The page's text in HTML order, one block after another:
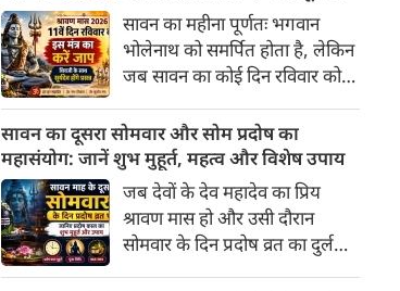
नकारात्मकता और आर्थिक तंगी को
दूर कर सुख-समृद्धि ला सकता है। इस
बार दूसरा सोमवार 10 अगस्त 2026
को रहेगा।
सावन का महीना पूर्णतः भगवान
भोलेनाथ को समर्पित होता है, लेकिन
जब सावन का कोई दिन रविवार को
महत्व दोगुना हो जाता है। ज्योतिष
और शास्त्रों में सूर्यदेव को भगवान
शिव का ही प्रत्यक्ष स्वरूप (शिव-सूर्य)
माना गया है। सावन के 11वें दिन
(रविवार) को शिवजी की उपासना के
साथ-साथ सूर्यदेव की पूजा करने से
व्यक्ति को आरोग्य, मान-सम्मान, पद-
सावन का दूसरा सोमवार और सोम प्रदोष का
महासंयोग: जानें शुभ मुहूर्त, महत्व और विशेष उपाय
जब देवों के देव महादेव का प्रिय
श्रावण मास हो और उसी दौरान
सोमवार के दिन प्रदोष व्रत का दुर्लभ